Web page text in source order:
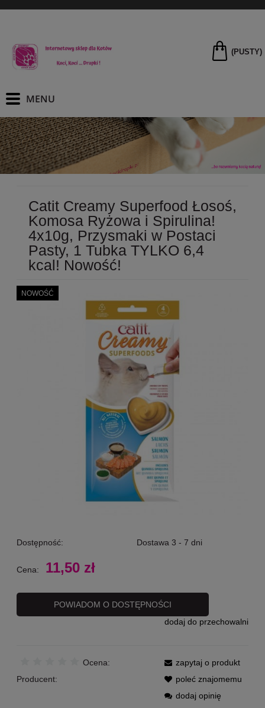
(PUSTY)
Catit Creamy Superfood Łosoś,
Komosa Ryżowa i Spirulina!
4x10g, Przysmaki w Postaci
Pasty, 1 Tubka TYLKO 6,4
kcal! Nowość!
NOWOŚĆ
Dostępność: Dostawa 3 - 7 dni
Cena: 11,50 zł
POWIADOM O DOSTĘPNOŚCI
dodaj do przechowalni
Ocena:
Producent:
zapytaj o produkt
poleć znajomemu
dodaj opinię